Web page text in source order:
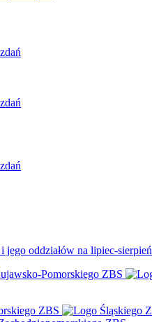
jego oddziałów na lipiec-sierpień